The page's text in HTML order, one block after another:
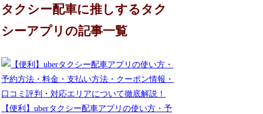
タクシー配車に推しするタク
シーアプリの記事一覧
【便利】uberタクシー配車アプリの使い方・予